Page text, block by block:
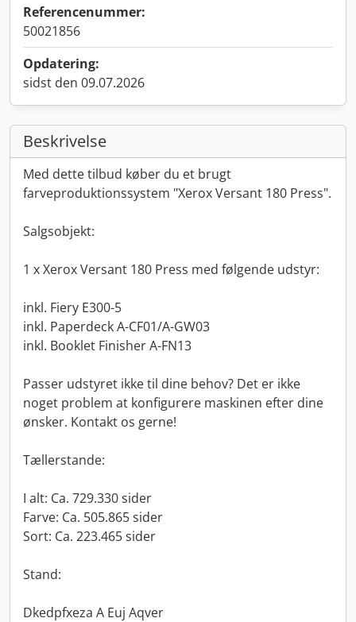
Referencenummer:
50021856
Opdatering:
sidst den 09.07.2026
Beskrivelse
Med dette tilbud køber du et brugt
farveproduktionssystem "Xerox Versant 180 Press".
Salgsobjekt:
1 x Xerox Versant 180 Press med følgende udstyr:
inkl. Fiery E300-5
inkl. Paperdeck A-CF01/A-GW03
inkl. Booklet Finisher A-FN13
Passer udstyret ikke til dine behov? Det er ikke
noget problem at konfigurere maskinen efter dine
ønsker. Kontakt os gerne!
Tællerstande:
I alt: Ca. 729.330 sider
Farve: Ca. 505.865 sider
Sort: Ca. 223.465 sider
Stand:
Dkedpfxeza A Euj Aqver